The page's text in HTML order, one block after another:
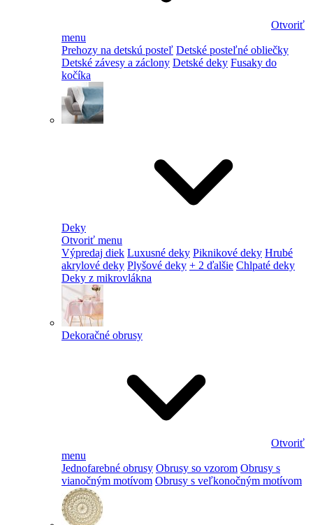
Otvoriť
menu
Prehozy na detskú posteľ Detské posteľné obliečky
Detské závesy a záclony Detské deky Fusaky do
kočíka
Deky
Otvoriť menu
Výpredaj diek Luxusné deky Piknikové deky Hrubé
akrylové deky Plyšové deky + 2 ďalšie Chlpaté deky
Deky z mikrovlákna
Dekoračné obrusy
Otvoriť
menu
Jednofarebné obrusy Obrusy so vzorom Obrusy s
vianočným motívom Obrusy s veľkonočným motívom